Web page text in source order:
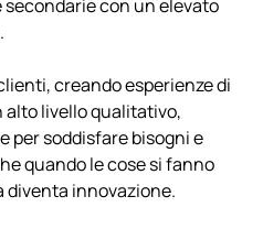
con un elevato
​creando​ ​esperienze​ ​di
​livello qualitativo,​
soddisfare​ ​bisogni​ ​e​
​quando​ ​le​ ​cose​ ​si​ ​fanno​
​diventa​ ​innovazione.